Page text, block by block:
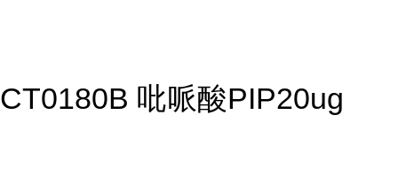
CT0180B 吡哌酸PIP20ug